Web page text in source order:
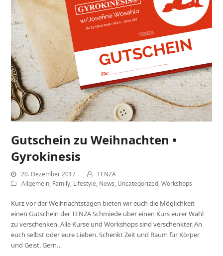
Gutschein zu Weihnachten •
Gyrokinesis
20. Dezember 2017
TENZA
Allgemein, Family, Lifestyle, News, Uncategorized,Workshops
Kurz vor der Weihnachtstagen bieten wir euch die Möglichkeit
einen Gutschein der TENZA Schmiede über einen Kurs eurer Wahl
zu verschenken. Alle Kurse und Workshops sind verschenkter. An
euch selbst oder eure Lieben. Schenkt Zeit und Raum für Körper
und Geist. Gern…